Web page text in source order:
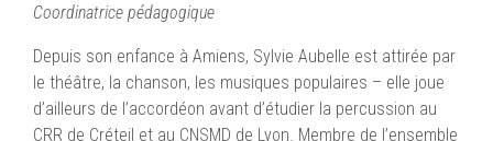
Coordinatrice pédagogique
Depuis son enfance à Amiens, Sylvie Aubelle est attirée par
le théâtre, la chanson, les musiques populaires – elle joue
d’ailleurs de l’accordéon avant d’étudier la percussion au
CRR de Créteil et au CNSMD de Lyon. Membre de l’ensemble